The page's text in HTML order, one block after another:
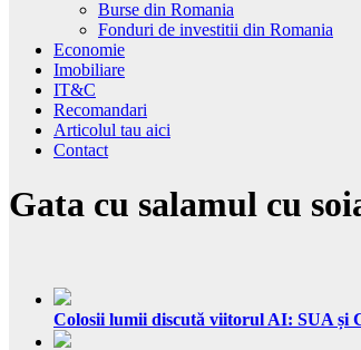
Burse din Romania
Fonduri de investitii din Romania
Economie
Imobiliare
IT&C
Recomandari
Articolul tau aici
Contact
Gata cu salamul cu
Colosii lumii discută viitorul AI: SUA și